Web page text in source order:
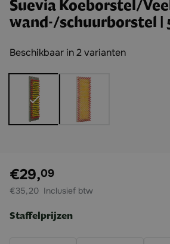
Suevia Koeborstel/
wand-/schuurborstel |
Beschikbaar in 2 varianten
Exclusief btw:
€29,09
€35,20
Staffelprijzen